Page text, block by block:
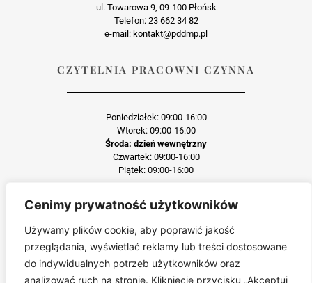
Cenimy prywatność użytkowników
Używamy plików cookie, aby poprawić jakość
przeglądania, wyświetlać reklamy lub treści dostosowane
do indywidualnych potrzeb użytkowników oraz
analizować ruch na stronie. Kliknięcie przycisku „Akceptuj
ul. Towarowa 9, 09-100 Płońsk
Telefon: 23 662 34 82
e-mail: kontakt@pddmp.pl
CZYTELNIA PRACOWNI CZYNNA
Poniedziałek: 09:00-16:00
Wtorek: 09:00-16:00
Środa: dzień wewnętrzny
Czwartek: 09:00-16:00
Piątek: 09:00-16:00
Każda reprodukcja lub adaptacja całości bądź części materiału, niezależnie od
Jakiekolwiek kopiowanie, reprodukcja lub publikacja prezentowanego materiału
pochodzącego ze strony pddmp.pl w jakiejkolwiek formie i postaci jest zabroniona
Wszelkie zgłoszenia dotyczące naruszenia praw autorskich będą wnikliwie
sprawdzane.